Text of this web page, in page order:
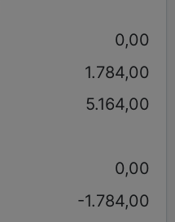
0,00
1.784,00
5.164,00
0,00
-1.784,00